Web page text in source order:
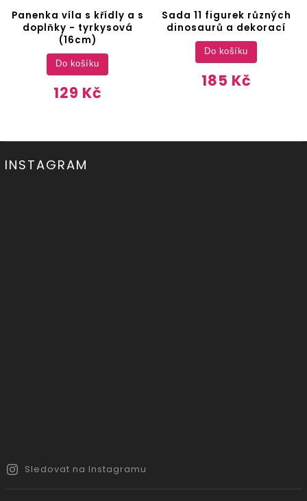
Panenka víla s křídly a s
doplňky - tyrkysová
(16cm)
129 Kč
Do košíku
Sada 11 figurek různých
dinosaurů a dekorací
185 Kč
Do košíku
INSTAGRAM
Sledovat na Instagramu